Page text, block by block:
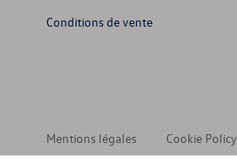
Conditions de vente
Mentions légales Cookie Policy